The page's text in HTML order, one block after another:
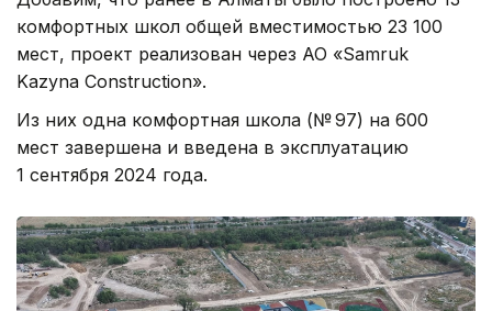
комфортных школ общей вместимостью 23 100
мест, проект реализован через АО «Samruk
Kazyna Construction».
Из них одна комфортная школа (№ 97) на 600
мест завершена и введена в эксплуатацию
1 сентября 2024 года.